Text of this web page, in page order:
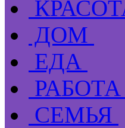
ДОМ
ЕДА
СЕМЬЯ